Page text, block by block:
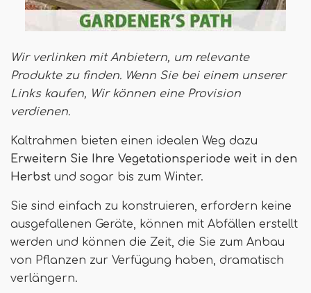
Wir verlinken mit Anbietern, um relevante
Produkte zu finden. Wenn Sie bei einem unserer
Links kaufen, Wir können eine Provision
verdienen.
Kaltrahmen bieten einen idealen Weg dazu
Erweitern Sie Ihre Vegetationsperiode weit in den
Herbst und sogar bis zum Winter.
Sie sind einfach zu konstruieren, erfordern keine
ausgefallenen Geräte, können mit Abfällen erstellt
werden und können die Zeit, die Sie zum Anbau
von Pflanzen zur Verfügung haben, dramatisch
verlängern.